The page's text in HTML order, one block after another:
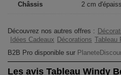
Châssis 2 cm
Découvrez nos autres offres :
Idées Cadeaux Décorations Tableau
B2B Pro disponible sur
Les avis Tableau Windy